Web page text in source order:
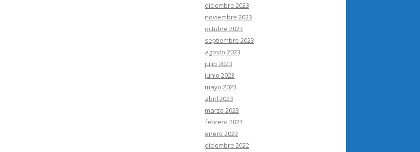
diciembre 2023
noviembre 2023
octubre 2023
septiembre 2023
agosto 2023
julio 2023
junio 2023
mayo 2023
abril 2023
marzo 2023
febrero 2023
enero 2023
diciembre 2022